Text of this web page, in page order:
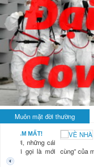
Muôn mặt đời thường
NAM MẤT!
“Xời, những cái
mới gọi là mới cùng” của